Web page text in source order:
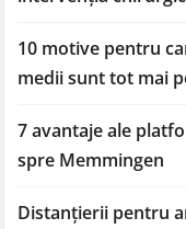
10 motive pentru
medii sunt tot mai
7 avantaje ale
spre Memmingen
Distanțierii pentru